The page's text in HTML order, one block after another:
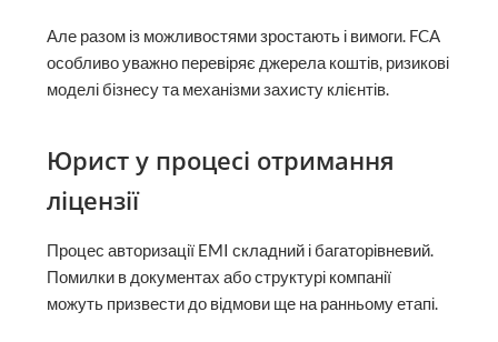
Але разом із можливостями зростають і вимоги. FCA
особливо уважно перевіряє джерела коштів, ризикові
моделі бізнесу та механізми захисту клієнтів.
Юрист у процесі отримання
ліцензії
Процес авторизації EMI складний і багаторівневий.
Помилки в документах або структурі компанії
можуть призвести до відмови ще на ранньому етапі.